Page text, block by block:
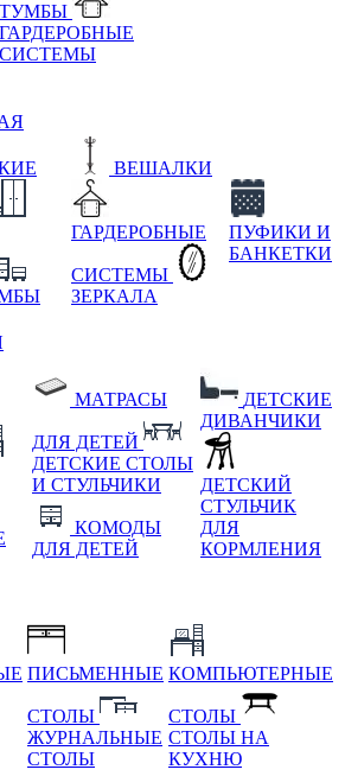
ТУМБЫ
ГАРДЕРОБНЫЕ
СИСТЕМЫ
ВЕШАЛКИ
ГАРДЕРОБНЫЕ
СИСТЕМЫ
ЗЕРКАЛА
ПУФИКИ И
БАНКЕТКИ
МАТРАСЫ
ДЛЯ ДЕТЕЙ
ДЕТСКИЕ СТОЛЫ
И СТУЛЬЧИКИ
КОМОДЫ
ДЛЯ ДЕТЕЙ
ДЕТСКИЕ
ДИВАНЧИКИ
ДЕТСКИЙ
СТУЛЬЧИК
ДЛЯ
КОРМЛЕНИЯ
ПИСЬМЕННЫЕ
СТОЛЫ
ЖУРНАЛЬНЫЕ
СТОЛЫ
КОМПЬЮТЕРНЫЕ
СТОЛЫ
СТОЛЫ НА
КУХНЮ